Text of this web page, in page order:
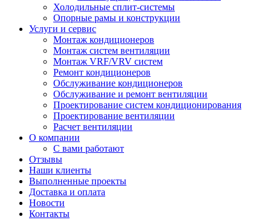
Холодильные сплит-системы
Опорные рамы и конструкции
Услуги и сервис
Монтаж кондиционеров
Монтаж систем вентиляции
Монтаж VRF/VRV систем
Ремонт кондиционеров
Обслуживание кондиционеров
Обслуживание и ремонт вентиляции
Проектирование систем кондиционирования
Проектирование вентиляции
Расчет вентиляции
О компании
С вами работают
Отзывы
Наши клиенты
Выполненные проекты
Доставка и оплата
Новости
Контакты